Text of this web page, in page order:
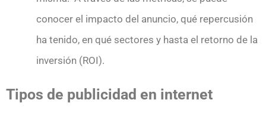
conocer el impacto del anuncio, qué repercusión
ha tenido, en qué sectores y hasta el retorno de la
inversión (ROI).
Tipos de publicidad en internet